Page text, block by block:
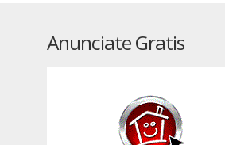
Anunciate Gratis